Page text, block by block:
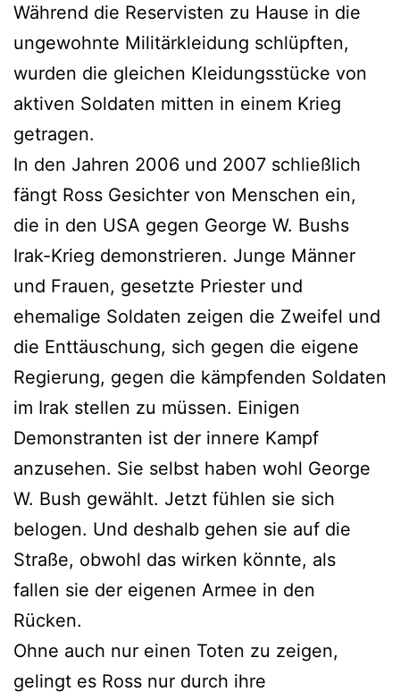
Während die Reservisten zu Hause in die
ungewohnte Militärkleidung schlüpften,
wurden die gleichen Kleidungsstücke von
aktiven Soldaten mitten in einem Krieg
getragen.
In den Jahren 2006 und 2007 schließlich
fängt Ross Gesichter von Menschen ein,
die in den USA gegen George W. Bushs
Irak-Krieg demonstrieren. Junge Männer
und Frauen, gesetzte Priester und
ehemalige Soldaten zeigen die Zweifel und
die Enttäuschung, sich gegen die eigene
Regierung, gegen die kämpfenden Soldaten
im Irak stellen zu müssen. Einigen
Demonstranten ist der innere Kampf
anzusehen. Sie selbst haben wohl George
W. Bush gewählt. Jetzt fühlen sie sich
belogen. Und deshalb gehen sie auf die
Straße, obwohl das wirken könnte, als
fallen sie der eigenen Armee in den
Rücken.
Ohne auch nur einen Toten zu zeigen,
gelingt es Ross nur durch ihre